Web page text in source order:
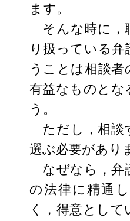
ます。
そんな時に，
り扱っている
うことは相談者
有益なものとな
う。
ただし，相談
選ぶ必要があり
なぜなら，弁
の法律に精通
く，得意とし